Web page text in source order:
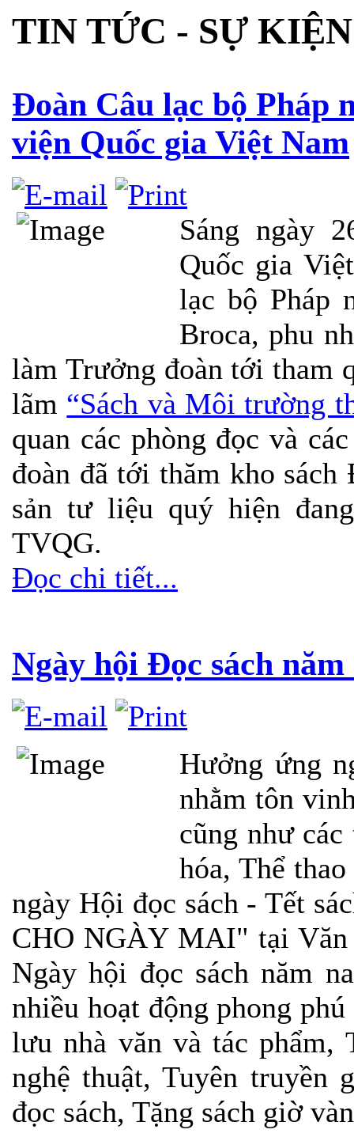
TIN TỨC - SỰ KIỆN
Đoàn Câu lạc bộ Pháp
viện Quốc gia Việt Nam
Sáng ngày
Quốc gia
lạc bộ Pháp
Broca, phu
làm Trưởng đoàn tới tham
lãm “Sách và Môi trường
quan các phòng đọc và
đoàn đã tới thăm kho
sản tư liệu quý hiện
TVQG.
Đọc chi tiết...
Ngày hội Đọc sách năm
Hưởng ứng
nhằm tôn
cũng như
hóa, Thể
ngày Hội đọc sách - Tết
CHO NGÀY MAI" tại
Ngày hội đọc sách năm
nhiều hoạt động phong
lưu nhà văn và tác phẩm,
nghệ thuật, Tuyên truyền
đọc sách, Tặng sách giờ